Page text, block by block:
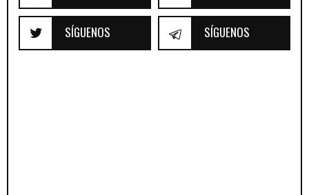
SÍGUENOS SÍGUENOS